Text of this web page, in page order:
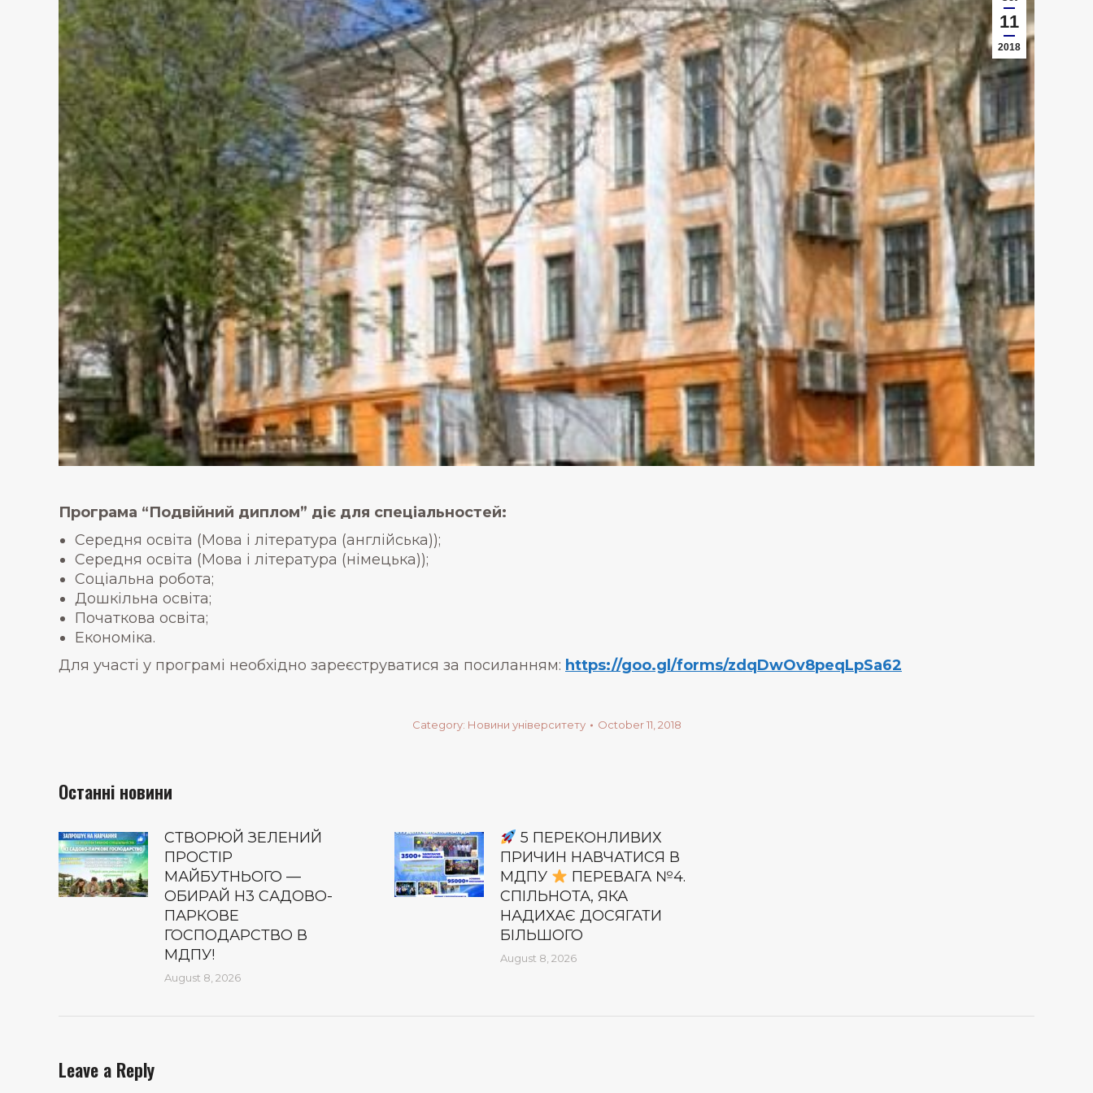
11
2018
Програма “Подвійний диплом” діє для спеціальностей:
Середня освіта (Мова і література (англійська));
Середня освіта (Мова і література (німецька));
Соціальна робота;
Дошкільна освіта;
Початкова освіта;
Економіка.
Для участі у програмі необхідно зареєструватися за посиланням: https://goo.gl/forms/zdqDwOv8peqLpSa62
Category: Новини університету October 11, 2018
Останні новини
СТВОРЮЙ ЗЕЛЕНИЙ
ПРОСТІР
МАЙБУТНЬОГО —
ОБИРАЙ Н3 САДОВО-
ПАРКОВЕ
ГОСПОДАРСТВО В
МДПУ!
August 8, 2026
5 ПЕРЕКОНЛИВИХ
ПРИЧИН НАВЧАТИСЯ В
МДПУ
ПЕРЕВАГА №4.
СПІЛЬНОТА, ЯКА
НАДИХАЄ ДОСЯГАТИ
БІЛЬШОГО
August 8, 2026
Leave a Reply